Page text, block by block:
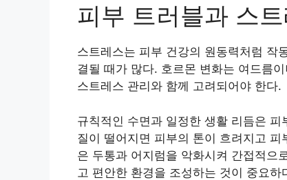
피부 트러블과 스
스트레스는 피부 건강의 원동력처럼 작
결될 때가 많다. 호르몬 변화는 여드름
스트레스 관리와 함께 고려되어야 한다.
규칙적인 수면과 일정한 생활 리듬은
질이 떨어지면 피부의 톤이 흐려지고
은 두통과 어지럼을 악화시켜 간접적으
고 편안한 환경을 조성하는 것이 중요하